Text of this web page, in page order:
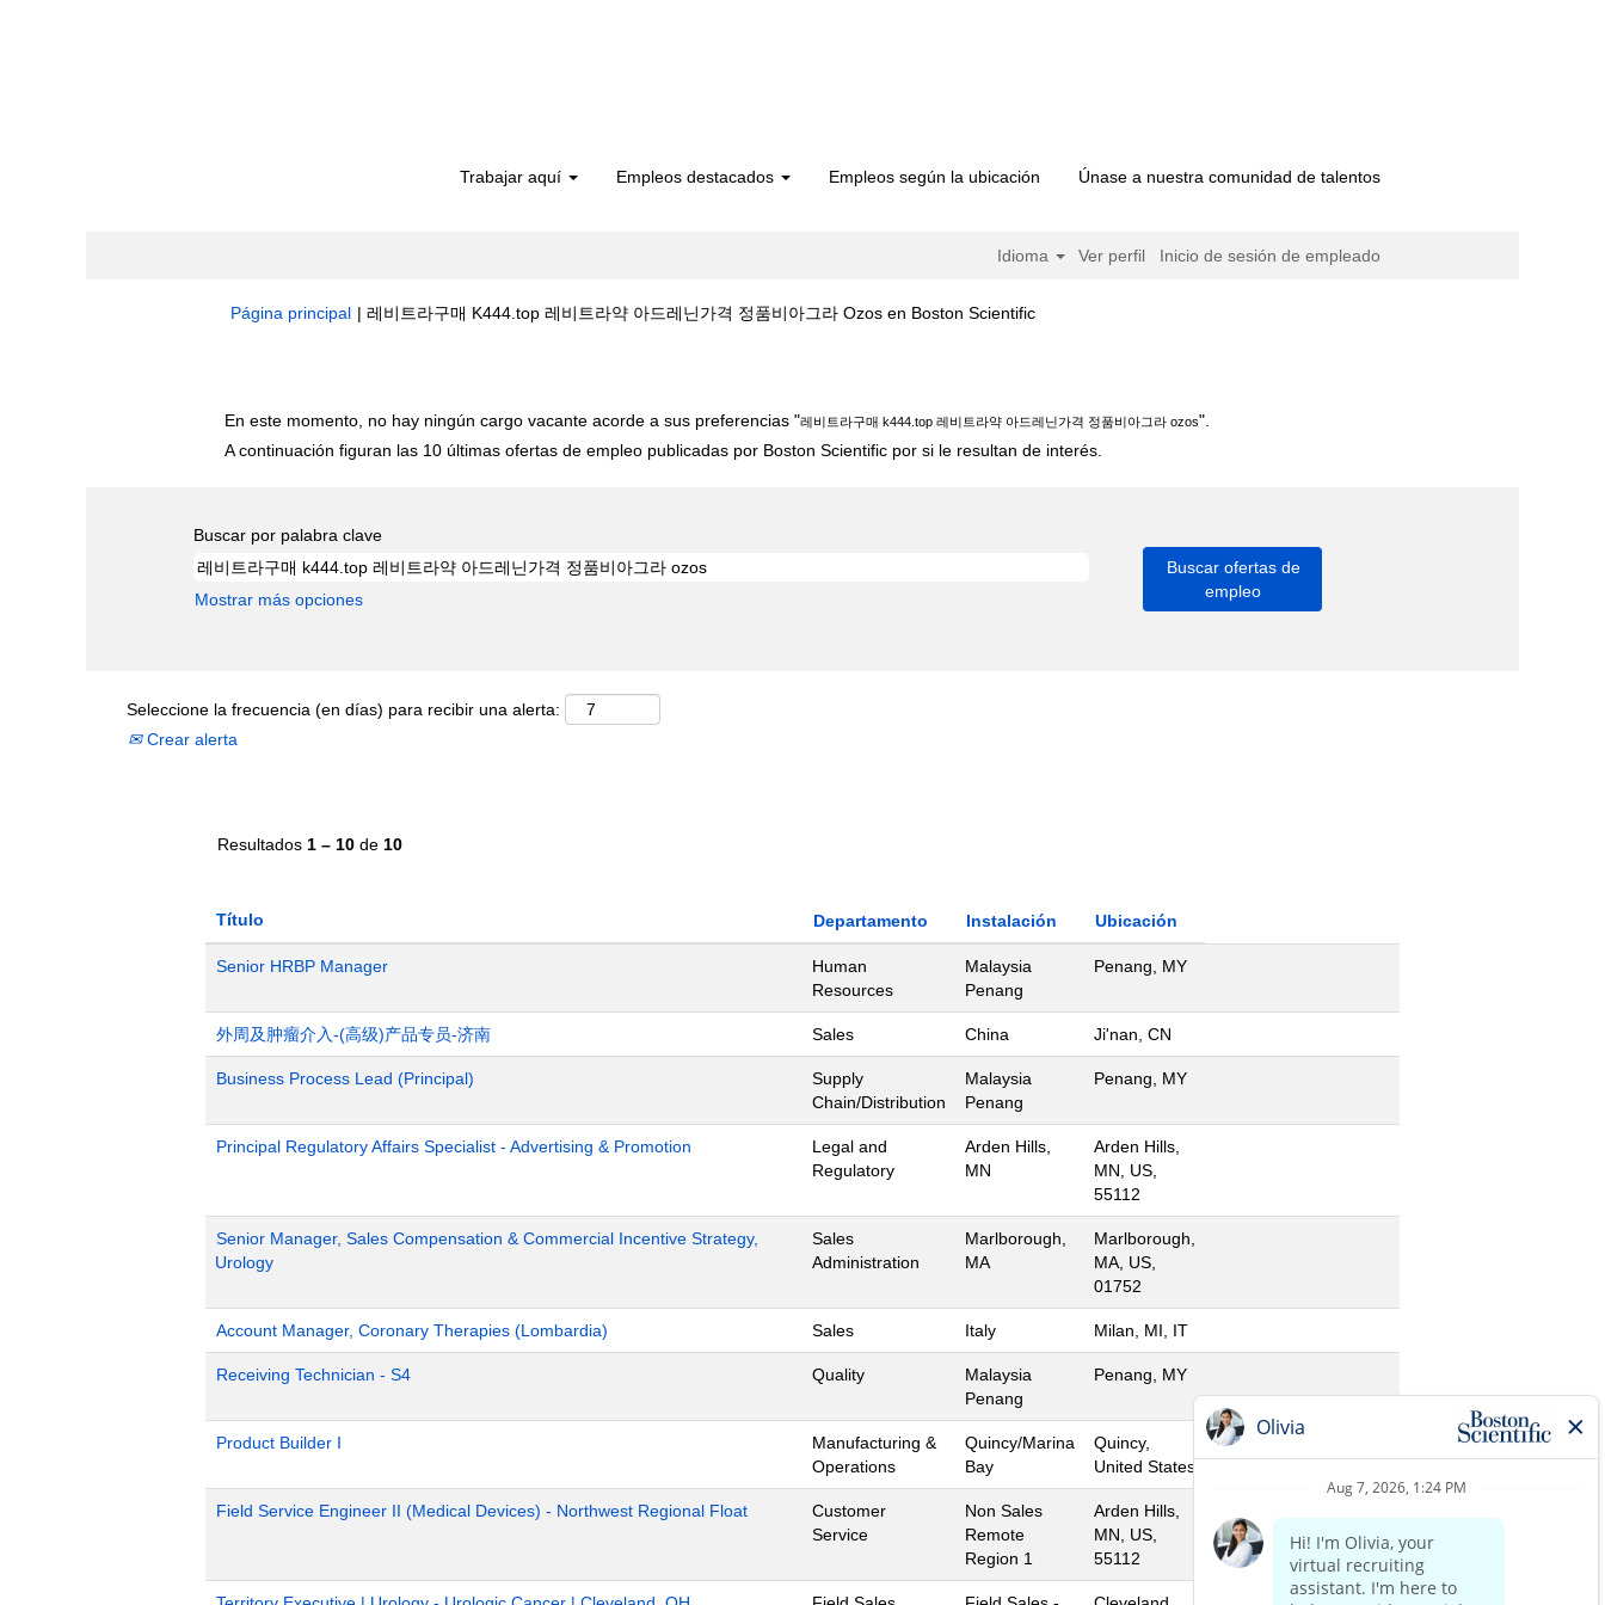
Trabajar aquí Empleos destacados Empleos según la ubicación Únase a nuestra comunidad de talentos
Idioma Ver perfil Inicio de sesión de empleado
Página principal | 레비트라구매 K444.top 레비트라약 아드레닌가격 정품비아그라 Ozos en Boston Scientific(página
En este momento, no hay ningún cargo vacante acorde a sus preferencias "레비트라구매 k444.top 레비트라약 아드레닌가격 정품비아그라 ozos".
A continuación figuran las 10 últimas ofertas de empleo publicadas por Boston Scientific por si le resultan de interés.
Buscar por palabra clave
Mostrar más opciones
Seleccione la frecuencia (en días) para recibir una alerta:
Crear alerta
Resultados 1 – 10 de 10
Título Departamento Instalación Ubicación
Senior HRBP Manager
Human
Resources
Malaysia
Penang
Penang, MY
外周及肿瘤介入-(高级)产品专员-济南 Sales China Ji'nan, CN
Business Process Lead (Principal)
Supply
Chain/Distribution
Malaysia
Penang
Penang, MY
Principal Regulatory Affairs Specialist - Advertising & Promotion
Legal and
Regulatory
Arden Hills,
MN
Arden Hills,
MN, US,
55112
Senior Manager, Sales Compensation & Commercial Incentive Strategy,
Urology
Sales
Administration
Marlborough,
MA
Marlborough,
MA, US,
01752
Account Manager, Coronary Therapies (Lombardia) Sales Italy Milan, MI, IT
Receiving Technician - S4 Quality
Malaysia
Penang
Penang, MY
Product Builder I
Manufacturing &
Operations
Quincy/Marina
Bay
Quincy,
United States
Field Service Engineer II (Medical Devices) - Northwest Regional Float
Customer
Service
Non Sales
Remote
Region 1
Arden Hills,
MN, US,
55112